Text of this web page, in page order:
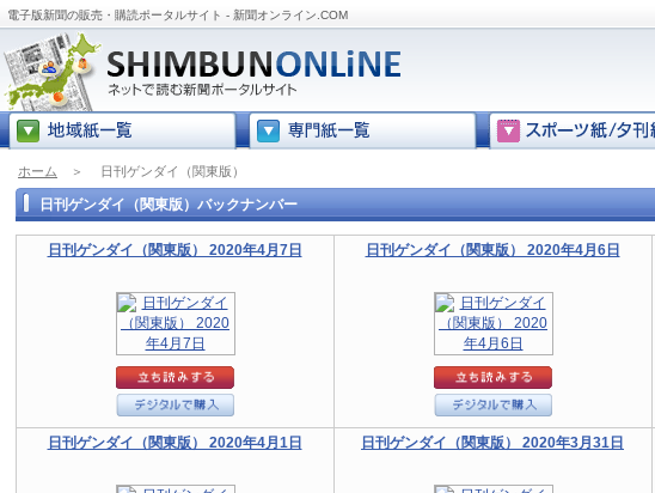
電子版新聞の販売・購読ポータルサイト - 新聞オンライン.COM
ホーム ＞ 日刊ゲンダイ（関東版）
日刊ゲンダイ（関東版）バックナンバー
日刊ゲンダイ（関東版） 2020年4月7日 日刊ゲンダイ（関東版） 2020年4月6日
日刊ゲンダイ（関東版） 2020年4月1日 日刊ゲンダイ（関東版） 2020年3月31日